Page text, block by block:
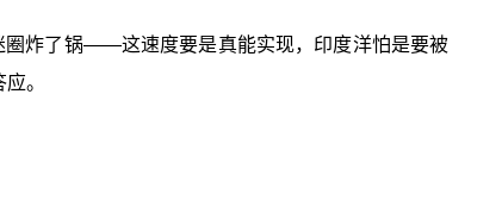
圈炸了锅——这速度要是真能实现，印度洋怕是要被
。